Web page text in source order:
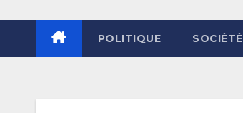
POLITIQUE SOCIÉTÉ